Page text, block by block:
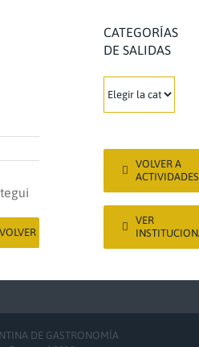
VOLVER
CATEGORÍAS
DE SALIDAS
DE
VOLVER A
ACTIVIDADES
VER
DE GASTRONOMÍA